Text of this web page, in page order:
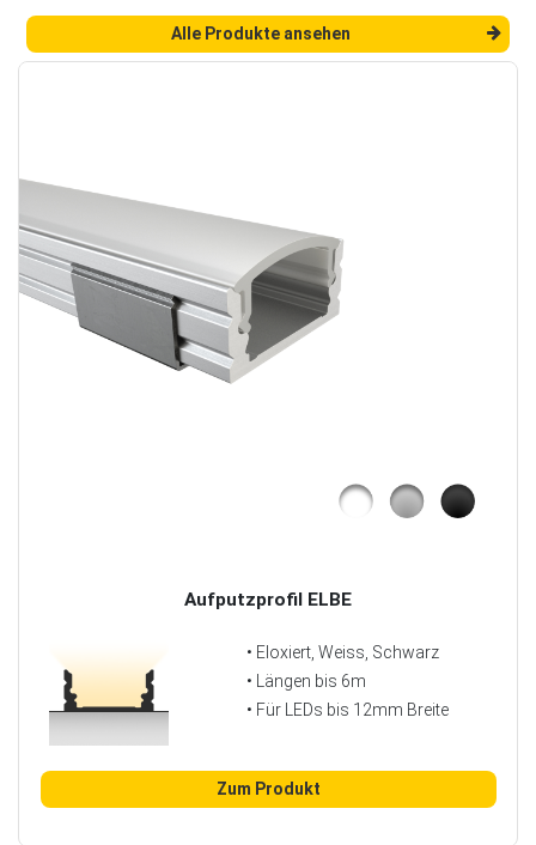
Alle Produkte ansehen
Aufputzprofil ELBE
• Eloxiert, Weiss, Schwarz
• Längen bis 6m
• Für LEDs bis 12mm Breite
Zum Produkt